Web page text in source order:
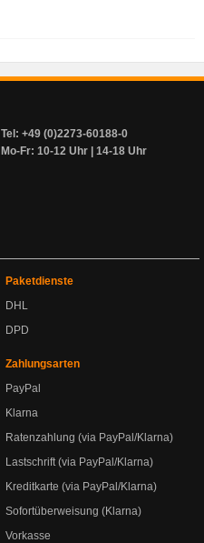
Tel: +49 (0)2273-60188-0
Mo-Fr: 10-12 Uhr | 14-18 Uhr
Paketdienste
DHL
DPD
Zahlungsarten
PayPal
Klarna
Ratenzahlung (via PayPal/Klarna)
Lastschrift (via PayPal/Klarna)
Kreditkarte (via PayPal/Klarna)
Sofortüberweisung (Klarna)
Vorkasse